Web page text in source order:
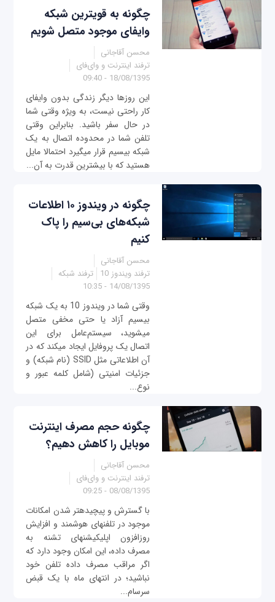
چگونه به قوی‎ترین شبکه
وای‎فای موجود متصل شویم
محسن آقاجانی
ترفند اینترنت و وای‌فای
18/08/1395 - 09:40
این روزها دیگر زندگی بدون وای‎فای
کار راحتی نیست، به ویژه وقتی شما
در حال سفر باشید. بنابراین وقتی
تلفن شما در محدوده اتصال به یک
شبکه بی‎سیم قرار می‎گیرد احتمالا مایل
هستید که با بیشترین قدرت به آن...
چگونه در ویندوز ۱۰ اطلاعات
شبکه‌های بی‌سیم را پاک
کنیم
محسن آقاجانی
ترفند ویندوز 10
ترفند شبکه
14/08/1395 - 10:35
وقتی شما در ویندوز 10 به یک شبکه
بی‎سیم آزاد یا حتی مخفی متصل
می‎شوید، سیستم‌عامل برای این
اتصال یک پروفایل ایجاد می‎کند که در
آن اطلاعاتی مثل SSID (نام شبکه) و
جزئیات امنیتی (شامل کلمه عبور و
نوع...
چگونه حجم مصرف اینترنت
موبایل را کاهش دهیم؟
محسن آقاجانی
ترفند اینترنت و وای‌فای
08/08/1395 - 09:25
با گسترش و پیچیده‎تر شدن امکانات
موجود در تلفن‎های هوشمند و افزایش
روزافزون اپلیکیشن‎های تشنه به
مصرف داده، این امکان وجود دارد که
اگر مراقب مصرف داده تلفن خود
نباشید؛ در انتهای ماه با یک قبض
سرسام...